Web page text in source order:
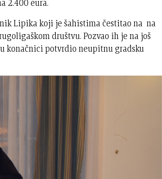
2.400 eura.
Lipika koji je šahistima čestitao na na
društvu. Pozvao ih je na još
konačnici potvrdio neupitnu gradsku